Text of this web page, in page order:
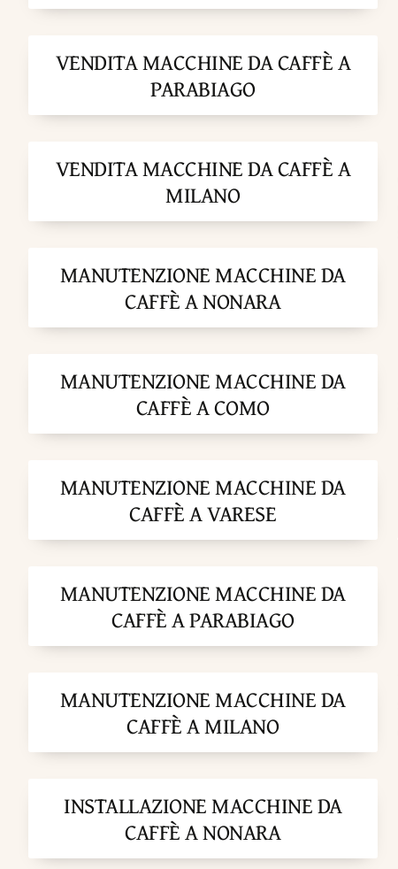
VENDITA MACCHINE DA CAFFÈ A
PARABIAGO
VENDITA MACCHINE DA CAFFÈ A
MILANO
MANUTENZIONE MACCHINE DA
CAFFÈ A NONARA
MANUTENZIONE MACCHINE DA
CAFFÈ A COMO
MANUTENZIONE MACCHINE DA
CAFFÈ A VARESE
MANUTENZIONE MACCHINE DA
CAFFÈ A PARABIAGO
MANUTENZIONE MACCHINE DA
CAFFÈ A MILANO
INSTALLAZIONE MACCHINE DA
CAFFÈ A NONARA